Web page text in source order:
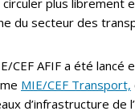
plus librement
du secteur des
CEF AFIF a été lancé
MIE/CEF Transport,
d’infrastructure de